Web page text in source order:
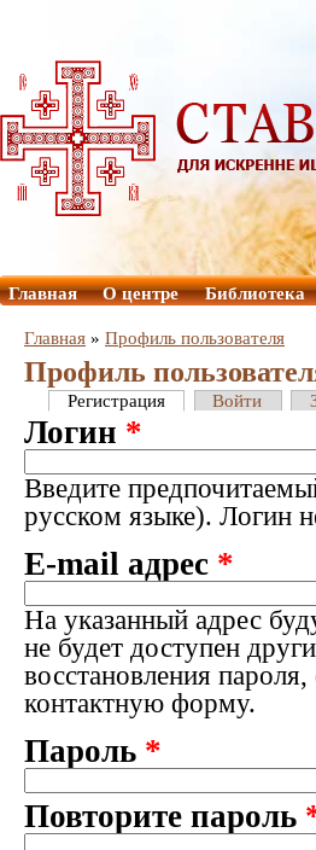
Главная О центре Библиотека
Главная » Профиль пользователя
Профиль
Регистрация Войти
Логин *
Введите
русском языке). Логин
E-mail адрес *
На указанный адрес
не будет доступен
восстановления
контактную форму.
Пароль *
Повторите пароль